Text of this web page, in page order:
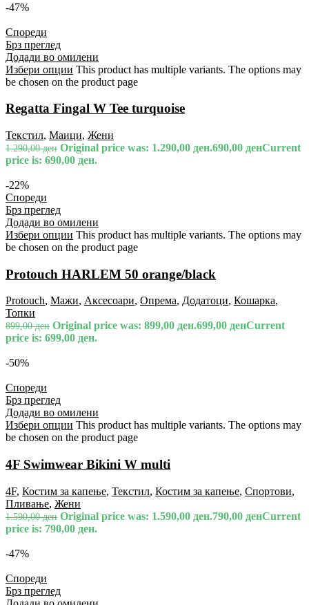
-47%
Спореди
Брз преглед
Додади во омилени
Избери опции This product has multiple variants. The options may
be chosen on the product page
Regatta Fingal W Tee turquoise
Текстил, Маици, Жени
1.290,00ден Original price was: 1.290,00 ден.690,00 денCurrent
price is: 690,00 ден.
-22%
Спореди
Брз преглед
Додади во омилени
Избери опции This product has multiple variants. The options may
be chosen on the product page
Protouch HARLEM 50 orange/black
Protouch, Мажи, Аксесоари, Опрема, Додатоци, Кошарка,
Топки
899,00ден Original price was: 899,00 ден.699,00 денCurrent
price is: 699,00 ден.
-50%
Спореди
Брз преглед
Додади во омилени
Избери опции This product has multiple variants. The options may
be chosen on the product page
4F Swimwear Bikini W multi
4F, Костим за капење, Текстил, Костим за капење, Спортови,
Пливање, Жени
1.590,00ден Original price was: 1.590,00 ден.790,00 денCurrent
price is: 790,00 ден.
-47%
Спореди
Брз преглед